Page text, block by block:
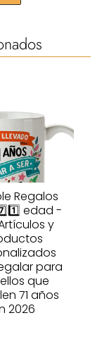
Regalos
edad -
y
para
que
71 años
2026